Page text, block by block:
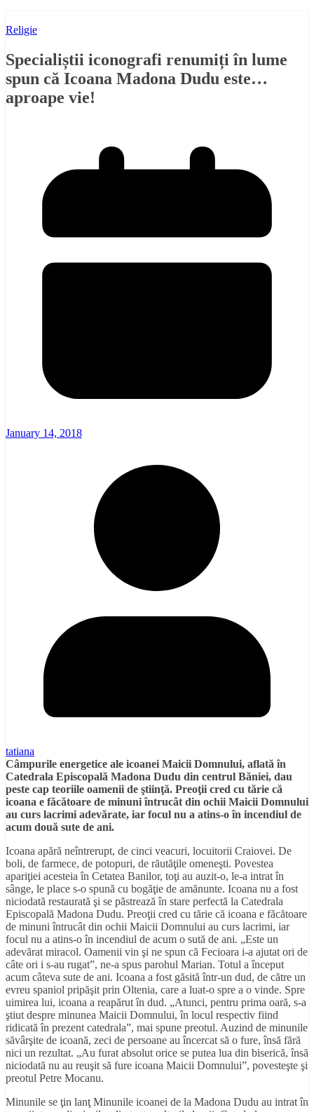
Religie
Specialiștii iconografi renumiți în lume
spun că Icoana Madona Dudu este…
aproape vie!
January 14, 2018
tatiana
Câmpurile energetice ale icoanei Maicii Domnului, aflată în
Catedrala Episcopală Madona Dudu din centrul Băniei, dau
peste cap teoriile oamenii de ştiinţă. Preoţii cred cu tărie că
icoana e făcătoare de minuni întrucât din ochii Maicii Domnului
au curs lacrimi adevărate, iar focul nu a atins-o în incendiul de
acum două sute de ani.
Icoana apără neîntrerupt, de cinci veacuri, locuitorii Craiovei. De
boli, de farmece, de potopuri, de răutăţile omeneşti. Povestea
apariţiei acesteia în Cetatea Banilor, toţi au auzit-o, le-a intrat în
sânge, le place s-o spună cu bogăţie de amănunte. Icoana nu a fost
niciodată restaurată şi se păstrează în stare perfectă la Catedrala
Episcopală Madona Dudu. Preoţii cred cu tărie că icoana e făcătoare
de minuni întrucât din ochii Maicii Domnului au curs lacrimi, iar
focul nu a atins-o în incendiul de acum o sută de ani. „Este un
adevărat miracol. Oamenii vin şi ne spun că Fecioara i-a ajutat ori de
câte ori i s-au rugat”, ne-a spus parohul Marian. Totul a început
acum câteva sute de ani. Icoana a fost găsită într-un dud, de către un
evreu spaniol pripăşit prin Oltenia, care a luat-o spre a o vinde. Spre
uimirea lui, icoana a reapărut în dud. „Atunci, pentru prima oară, s-a
ştiut despre minunea Maicii Domnului, în locul respectiv fiind
ridicată în prezent catedrala”, mai spune preotul. Auzind de minunile
săvârşite de icoană, zeci de persoane au încercat să o fure, însă fără
nici un rezultat. „Au furat absolut orice se putea lua din biserică, însă
niciodată nu au reuşit să fure icoana Maicii Domnului”, povesteşte şi
preotul Petre Mocanu.
Minunile se ţin lanţ Minunile icoanei de la Madona Dudu au intrat în